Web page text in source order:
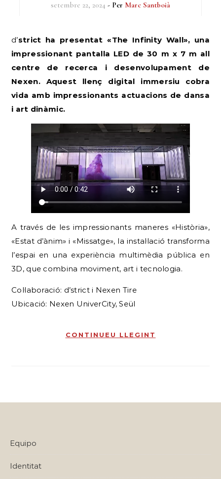
setembre 22, 2024 - Per Marc Santboià
d’strict ha presentat «The Infinity Wall», una
impressionant pantalla LED de 30 m x 7 m all
centre de recerca i desenvolupament de
Nexen. Aquest llenç digital immersiu cobra
vida amb impressionants actuacions de dansa
i art dinàmic.
A través de les impressionants maneres «Història»,
«Estat d’ànim» i «Missatge», la instal·lació transforma
l’espai en una experiència multimèdia pública en
3D, que combina moviment, art i tecnologia.
Col·laboració: d’strict i Nexen Tire
Ubicació: Nexen UniverCity, Seül
CONTINUEU LLEGINT
Equipo
Identitat